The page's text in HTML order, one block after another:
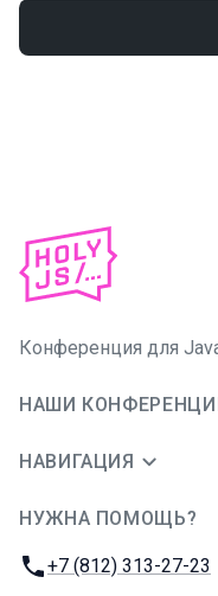
Конференция для
НАШИ
НАВИГАЦИЯ
НУЖНА ПОМОЩЬ?
Телефон:
+7 (812) 313-27-23